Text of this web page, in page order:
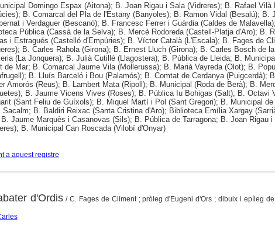
Domingo Espax (Aitona); B. Joan Rigau i Sala (Vidreres); B. Rafael Vilà
B. Comarcal del Pla de l'Estany (Banyoles); B. Ramon Vidal (Besalú); B.
i Verdaguer (Bescanó); B. Francesc Ferrer i Guàrdia (Caldes de
Pública (Cassà de la Selva); B. Mercè Rodoreda (Castell-Platja d'Aro); B.
i Estragués (Castelló d'Empúries); B. Víctor Català (L'Escala); B. Fages de
B. Carles Rahola (Girona); B. Ernest Lluch (Girona); B. Carles Bosch de la
(La Jonquera); B. Julià Cutillé (Llagostera); B. Pública de Lleida; B.
de Mar; B. Comarcal Jaume Vila (Mollerussa); B. Marià Vayreda (Olot); B.
B. Lluís Barceló i Bou (Palamós); B. Comtat de Cerdanya (Puigcerdà);
Amorós (Reus); B. Lambert Mata (Ripoll); B. Municipal (Roda de Berà); B.
B. Jaume Vicens Vives (Roses); B. Pública Iu Bohigas (Salt); B. Octavi
(Sant Feliu de Guíxols); B. Miquel Martí i Pol (Sant Gregori); B. Municipal de
Sacalm; B. Baldiri Reixac (Santa Cristina d'Aro); Biblioteca Emília Xargay
B. Jaume Marquès i Casanovas (Sils); B. Pública de Tarragona; B. Joan Rigau i
B. Municipal Can Roscada (Vilobí d'Onyar)
a aquest registre
d'Ordis / C. Fages de Climent ; pròleg d'Eugeni d'Ors ; dibuix i epíleg